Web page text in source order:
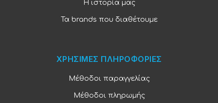
Η ιστορία μας
Τα brands που διαθέτουμε
ΧΡΗΣΙΜΕΣ ΠΛΗΡΟΦΟΡΙΕΣ
Μέθοδοι παραγγελίας
Μέθοδοι πληρωμής